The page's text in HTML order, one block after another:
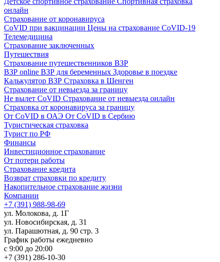
онлайн
Страхование от коронавируса
CoVID при вакцинации Цены на страхование CoVID-19
Телемедицина
Страхование заключенных
Путешествия
Страхование путешественников ВЗР
ВЗР online ВЗР для беременных Здоровье в поездке
Калькулятор ВЗР Страховка в Шенген
Страхование от невыезда за границу
Не вылет CoVID Страхование от невыезда онлайн
Страховка от коронавируса за границу
От CoVID в ОАЭ От CoVID в Сербию
Туристическая страховка
Турист по РФ
Финансы
Инвестиционное страхование
От потери работы
Страхование кредита
Возврат страховки по кредиту
Накопительное страхование жизни
Компании
+7 (391) 988-98-69
ул. Молокова, д. 1Г
ул. Новосибирская, д. 31
ул. Парашютная, д. 90 стр. 3
График работы ежедневно
с 9:00 до 20:00
+7 (391) 286-10-30